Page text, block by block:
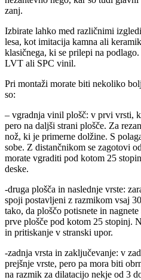
zanj.
Izbirate lahko med različnimi
lesa, kot imitacija kamna ali
klasičnega, ki se prilepi na
LVT ali SPC vinil.
Pri montaži morate biti nekoliko
so:
– vgradnja vinil plošč: v prvi vrsti,
pero na daljši strani plošče. Za
nož, ki je primerne dolžine. S
sobe. Z distančnikom se zagotovi
morate vgraditi pod kotom 25
deske.
-druga plošča in naslednje vrste:
spoji postavljeni z razmikom vsaj
tako, da ploščo potisnete in
prve plošče pod kotom 25 stopinj.
in pritiskanje v stranski upor.
-zadnja vrsta in zaključevanje: v
prejšnje vrste, pero pa mora biti
na razmik za dilatacijo nekje od 3